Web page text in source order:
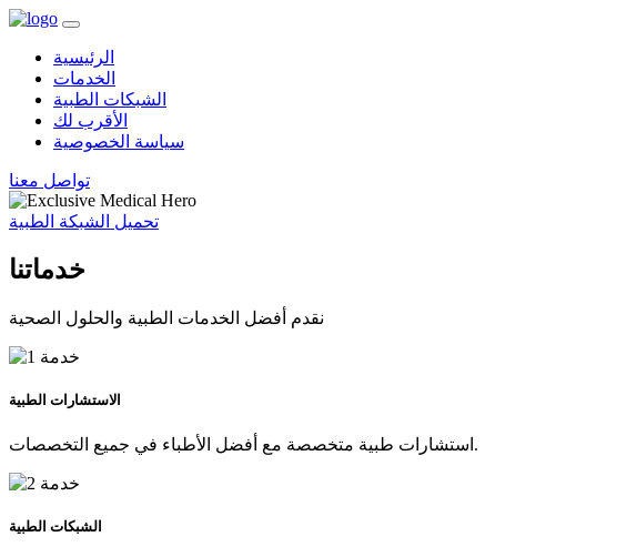
الرئيسية
الخدمات
الشبكات الطبية
الأقرب لك
سياسة الخصوصية
تواصل معنا
تحميل الشبكة الطبية
خدماتنا
نقدم أفضل الخدمات الطبية والحلول الصحية
الاستشارات الطبية
استشارات طبية متخصصة مع أفضل الأطباء في جميع التخصصات.
الشبكات الطبية